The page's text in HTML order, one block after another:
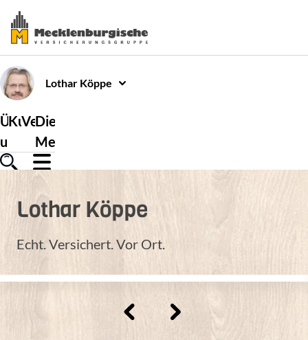
Lothar Köppe
Über
uns
Kundenservice
Versicherungen
Die
Mecklenburgische
Lothar Köppe
Echt. Versichert. Vor Ort.